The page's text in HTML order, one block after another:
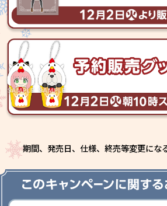
期間、発売日、仕様、終売等変更にな